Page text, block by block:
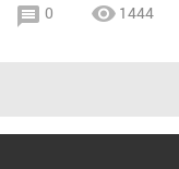
0 1444